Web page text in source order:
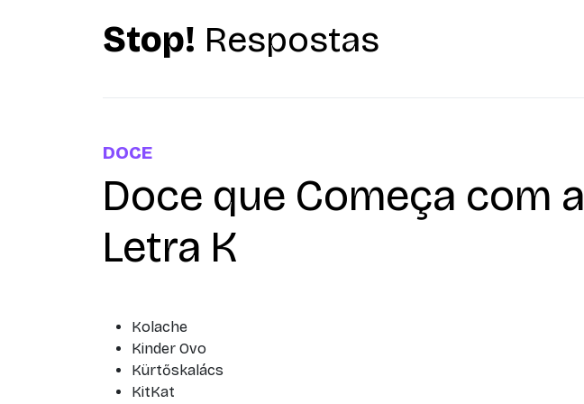
Stop! Respostas
DOCE
Doce que Começa com a
Letra K
Kolache
Kinder Ovo
Kürtőskalács
KitKat